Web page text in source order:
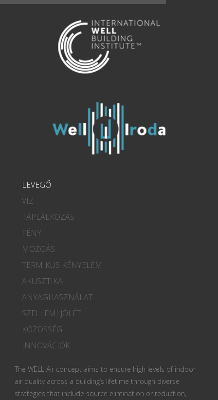
LEVEGŐ
VÍZ
TÁPLÁLKOZÁS
FÉNY
MOZGÁS
TERMIKUS KÉNYELEM
AKUSZTIKA
ANYAGHASZNÁLAT
SZELLEMI JÓLÉT
KÖZÖSSÉG
INNOVÁCIÓK
The WELL Air concept aims to ensure high levels of indoor
air quality across a building’s lifetime through diverse
strategies that include source elimination or reduction,